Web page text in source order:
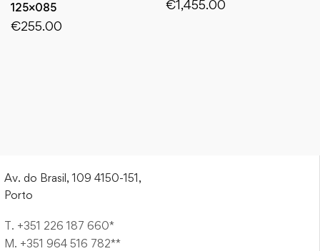
125×085
€255.00
€1,455.00
Av. do Brasil, 109 4150-151,
Porto
T. +351 226 187 660*
M. +351 964 516 782**